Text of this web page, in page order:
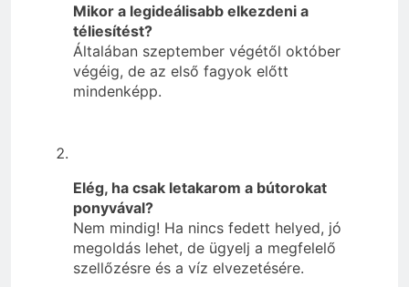
Mikor a legideálisabb elkezdeni a
téliesítést?
Általában szeptember végétől október
végéig, de az első fagyok előtt
mindenképp.
Elég, ha csak letakarom a bútorokat
ponyvával?
Nem mindig! Ha nincs fedett helyed, jó
megoldás lehet, de ügyelj a megfelelő
szellőzésre és a víz elvezetésére.